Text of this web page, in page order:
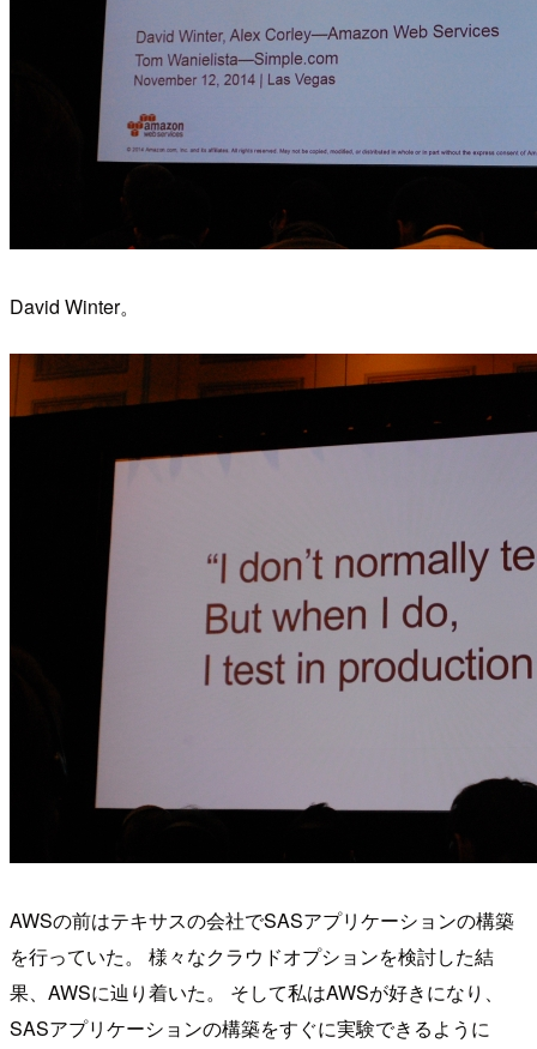
David Winter。
AWSの前はテキサスの会社でSASアプリケーションの構築
を行っていた。 様々なクラウドオプションを検討した結
果、AWSに辿り着いた。 そして私はAWSが好きになり、
SASアプリケーションの構築をすぐに実験できるように